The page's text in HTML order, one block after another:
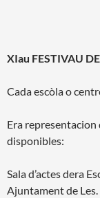
XIau FESTIVAU
Cada escòla o
Era representacion
disponibles:
Sala d’actes dera
Ajuntament de Les.